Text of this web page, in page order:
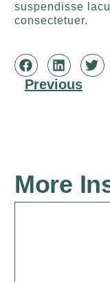
suspendisse
consectetuer.
Previous
More